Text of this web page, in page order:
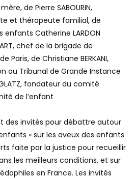
factuelles, alternant avec les
de Pierre SABOURIN,
et thérapeute familial, de
Catherine LARDON
chef de la brigade de
Paris, de Christiane BERKANI,
au Tribunal de Grande Instance
fondateur du comité
des invités pour débattre autour
» sur les aveux des enfants
faite par la justice pour recueillir
les meilleurs conditions, et sur